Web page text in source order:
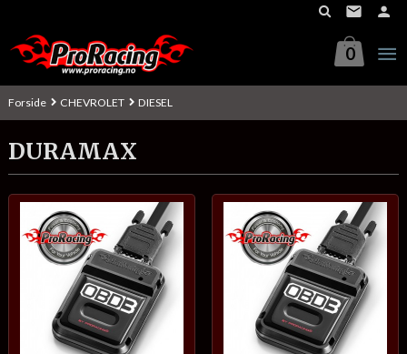
innholdet
0
Forside CHEVROLET DIESEL
DURAMAX